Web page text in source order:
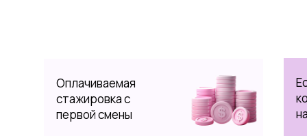
Оплачиваемая
стажировка с
первой смены